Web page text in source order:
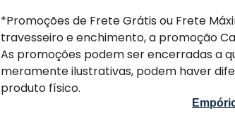
*Promoções de Frete Grátis ou Frete
travesseiro e enchimento, a promoção
As promoções podem ser encerradas a
meramente ilustrativas, podem haver
produto físico.